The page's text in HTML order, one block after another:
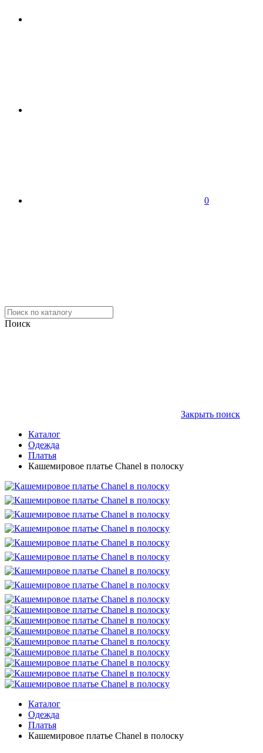
0
Поиск
Закрыть поиск
Каталог
Одежда
Платья
Кашемировое платье Chanel в полоску
Каталог
Одежда
Платья
Кашемировое платье Chanel в полоску